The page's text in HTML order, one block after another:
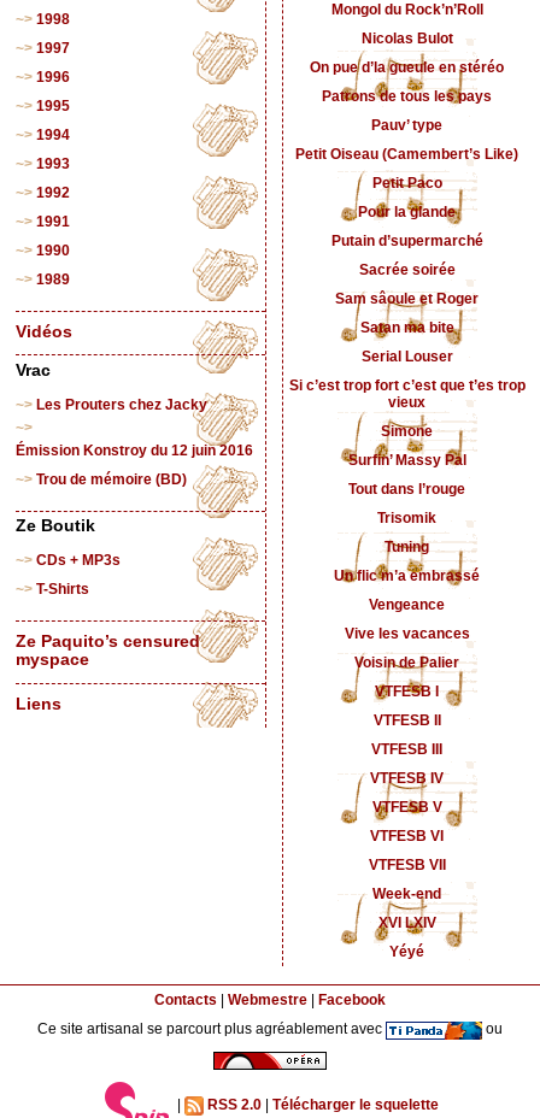
1998
1997
1996
1995
1994
1993
1992
1991
1990
1989
Vidéos
Vrac
Les Prouters chez Jacky
Émission Konstroy du 12 juin 2016
Trou de mémoire (BD)
Ze Boutik
CDs + MP3s
T-Shirts
Ze Paquito’s censured
myspace
Liens
Mongol du Rock’n’Roll
Nicolas Bulot
On pue d’la gueule en stéréo
Patrons de tous les pays
Pauv’ type
Petit Oiseau (Camembert’s Like)
Petit Paco
Pour la glande
Putain d’supermarché
Sacrée soirée
Sam sâoule et Roger
Satan ma bite
Serial Louser
Si c’est trop fort c’est que t’es trop
vieux
Simone
Surfin’ Massy Pal
Tout dans l’rouge
Trisomik
Tuning
Un flic m’a embrassé
Vengeance
Vive les vacances
Voisin de Palier
VTFESB I
VTFESB II
VTFESB III
VTFESB IV
VTFESB V
VTFESB VI
VTFESB VII
Week-end
XVI LXIV
Yéyé
Contacts Webmestre
Facebook
Ce site artisanal se parcourt plus agréablement avec
ou
RSS 2.0 Télécharger le squelette